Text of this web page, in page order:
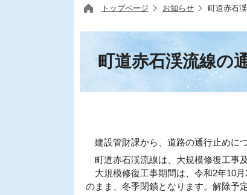
トップページ お知らせ 町道赤石
町道赤石渓流線の
建設管財課から、道路の通行止めに
町道赤石渓流線は、大規模修復工事
大規模修復工事期間は、令和2年10
のまま、冬季閉鎖となります。解除予